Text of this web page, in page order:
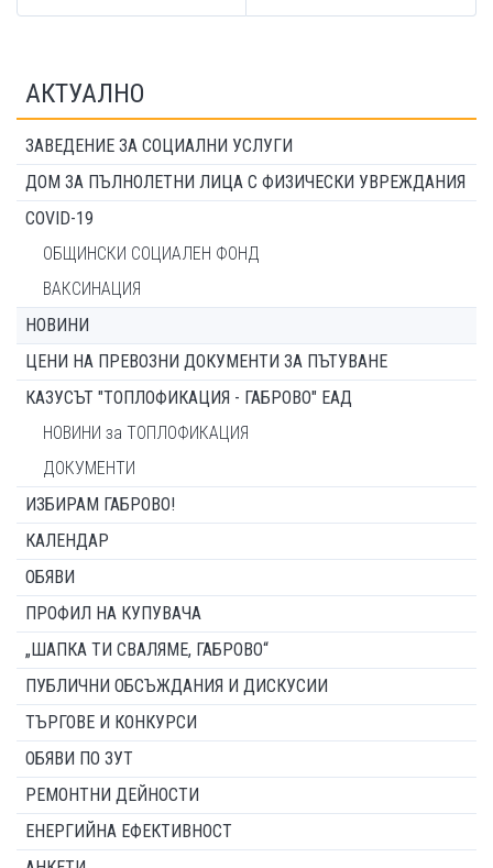
АКТУАЛНО
ЗАВЕДЕНИЕ ЗА СОЦИАЛНИ УСЛУГИ
ДОМ ЗА ПЪЛНОЛЕТНИ ЛИЦА С ФИЗИЧЕСКИ УВРЕЖДАНИЯ
COVID-19
ОБЩИНСКИ СОЦИАЛЕН ФОНД
ВАКСИНАЦИЯ
НОВИНИ
ЦЕНИ НА ПРЕВОЗНИ ДОКУМЕНТИ ЗА ПЪТУВАНЕ
КАЗУСЪТ "ТОПЛОФИКАЦИЯ - ГАБРОВО" ЕАД
НОВИНИ за ТОПЛОФИКАЦИЯ
ДОКУМЕНТИ
ИЗБИРАМ ГАБРОВО!
КАЛЕНДАР
ОБЯВИ
ПРОФИЛ НА КУПУВАЧА
„ШАПКА ТИ СВАЛЯМЕ, ГАБРОВО“
ПУБЛИЧНИ ОБСЪЖДАНИЯ И ДИСКУСИИ
ТЪРГОВЕ И КОНКУРСИ
ОБЯВИ ПО ЗУТ
РЕМОНТНИ ДЕЙНОСТИ
ЕНЕРГИЙНА ЕФЕКТИВНОСТ